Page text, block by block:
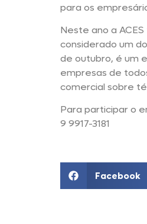
para os
Neste ano a
considerado um
de outubro, é um
empresas de
comercial sobre
Para participar o
9 9917-3181
Facebook